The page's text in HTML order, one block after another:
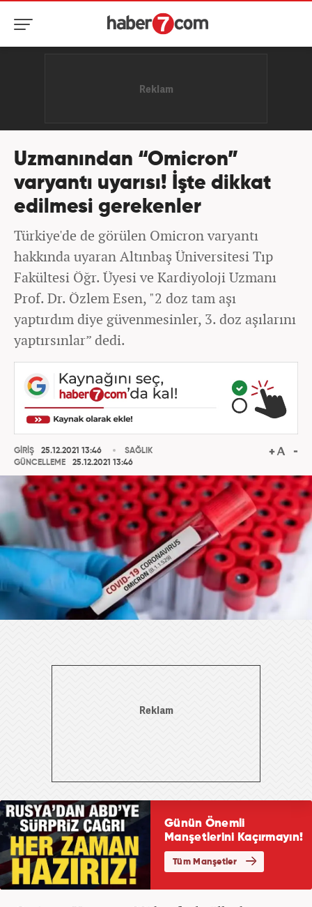
Uzmanından “Omicron”
varyantı uyarısı! İşte dikkat
edilmesi gerekenler
Türkiye'de de görülen Omicron varyantı
hakkında uyaran Altınbaş Üniversitesi Tıp
Fakültesi Öğr. Üyesi ve Kardiyoloji Uzmanı
Prof. Dr. Özlem Esen, "2 doz tam aşı
yaptırdım diye güvenmesinler, 3. doz aşılarını
yaptırsınlar” dedi.
GİRİŞ
25.12.2021 13:46
GÜNCELLEME
25.12.2021 13:46
SAĞLIK